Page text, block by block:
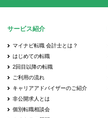
サービス紹介
マイナビ転職 会計士とは？
はじめての転職
2回目以降の転職
ご利用の流れ
キャリアアドバイザーのご紹介
非公開求人とは
個別転職相談会